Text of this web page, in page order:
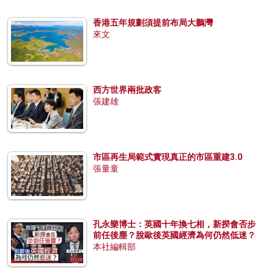
香港五年規劃須提前布局大鵬灣
來文
西方世界兩批政客
張建雄
市區再生局範式實現真正的市區重建3.0
張量童
孔永樂博士：英國十年換七相，新揆會否步
前任後塵？脫歐後英國經濟為何仍然低迷？
本社編輯部